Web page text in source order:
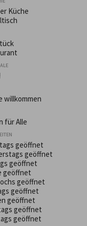
Küche
für Alle
geöffnet
geöffnet
geöffnet
geöffnet
geöffnet
geöffnet
geöffnet
geöffnet